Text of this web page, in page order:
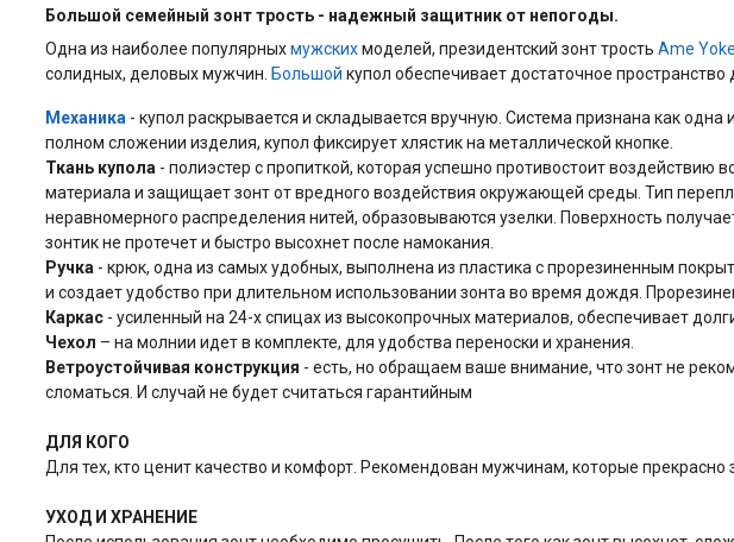
Большой семейный зонт трость - надежный защитник от непогоды.
Одна из наиболее популярныхмужскихмоделей, президентский зонт тростьAme Yoke
солидных, деловых мужчин. Большой купол обеспечивает достаточное
Механика - купол раскрывается и складывается вручную. Система признана как
полном сложении изделия, купол фиксирует хлястик на металлической кнопке.
Ткань купола - полиэстер с пропиткой, которая успешно противостоит
материала и защищает зонт от вредного воздействия окружающей среды. Тип
неравномерного распределения нитей, образовываются узелки. Поверхность
зонтик не протечет и быстро высохнет после намокания.
Ручка - крюк, одна из самых удобных, выполнена из пластика с прорезиненным
и создает удобство при длительном использовании зонта во время дождя.
Каркас - усиленный на 24-х спицах из высокопрочных материалов, обеспечивает
Чехол – на молнии идет в комплекте, для удобства переноски и хранения.
Ветроустойчивая конструкция - есть, но обращаем ваше внимание, что зонт не
сломаться. И случай не будет считаться гарантийным
ДЛЯ КОГО
Для тех, кто ценит качество и комфорт. Рекомендован мужчинам, которые
УХОД И ХРАНЕНИЕ